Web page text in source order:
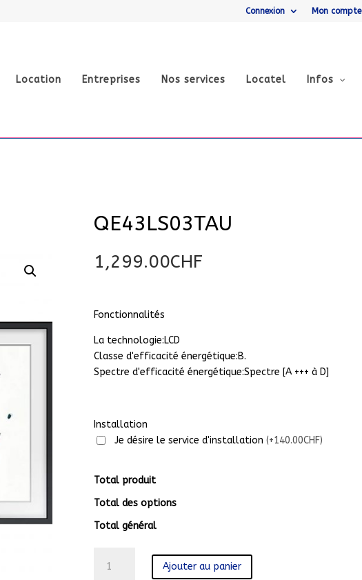
Connexion Mon compte
Location Entreprises Nos services Locatel Infos
QE43LS03TAU
1,299.00CHF
Fonctionnalités
La technologie:LCD
Classe d'efficacité énergétique:B.
Spectre d'efficacité énergétique:Spectre [A +++ à D]
Installation
Je désire le service d'installation (+140.00CHF)
Total produit
Total des options
Total général
Ajouter au panier